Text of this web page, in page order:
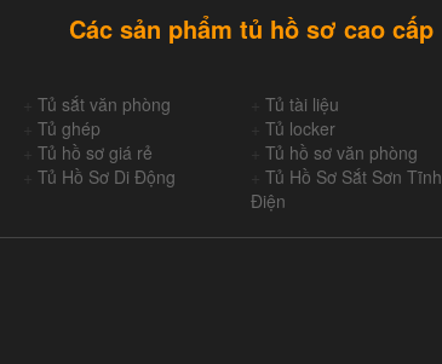
Các sản phẩm tủ hồ sơ cao cấp
Tủ sắt văn phòng Tủ tài liệu
Tủ ghép Tủ locker
Tủ hồ sơ giá rẻ Tủ hồ sơ văn phòng
Tủ Hồ Sơ Di Động
Tủ Hồ Sơ Sắt Sơn Tĩnh
Điện